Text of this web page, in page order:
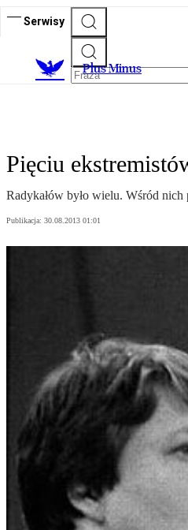
Serwisy
Plus Minus
Pięciu
Radykałów było wielu. Wśród
Publikacja: 30.08.2013 01:01